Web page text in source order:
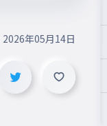
2026年05月14日